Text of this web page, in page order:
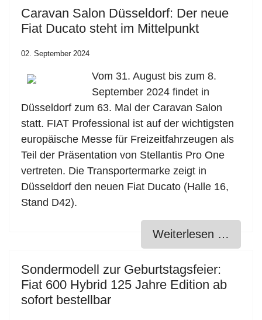
Caravan Salon Düsseldorf: Der neue
Fiat Ducato steht im Mittelpunkt
02. September 2024
Vom 31. August bis zum 8.
September 2024 findet in
Düsseldorf zum 63. Mal der Caravan Salon
statt. FIAT Professional ist auf der wichtigsten
europäische Messe für Freizeitfahrzeugen als
Teil der Präsentation von Stellantis Pro One
vertreten. Die Transportermarke zeigt in
Düsseldorf den neuen Fiat Ducato (Halle 16,
Stand D42).
Weiterlesen …
Sondermodell zur Geburtstagsfeier:
Fiat 600 Hybrid 125 Jahre Edition ab
sofort bestellbar